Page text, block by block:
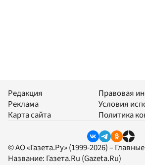
Редакция
Реклама
Карта сайта
Правовая
Условия
Политика
© АО «Газета.Ру» (1999-2026) –
Название: Газета.Ru (Gazeta.Ru)